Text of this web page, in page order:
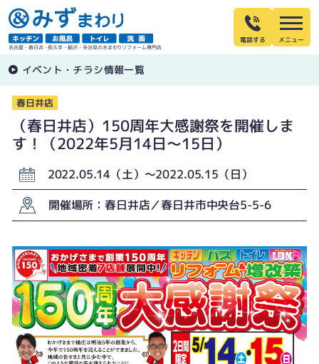
名古屋・春日井・長久手・稲沢・多治見の水まわりリフォーム専門店
電話する
イベント・チラシ情報一覧
春日井店
（春日井店）150周年大感謝祭を開催しま
す！（2022年5月14日〜15日）
2022.05.14（土）〜2022.05.15（日）
開催場所：春日井店／春日井市中央台5-5-6